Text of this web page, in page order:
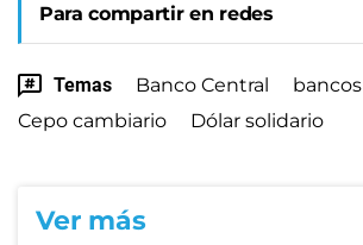
Para compartir en redes
Temas Banco Central
bancos
Cepo cambiario
Dólar solidario
Ver más